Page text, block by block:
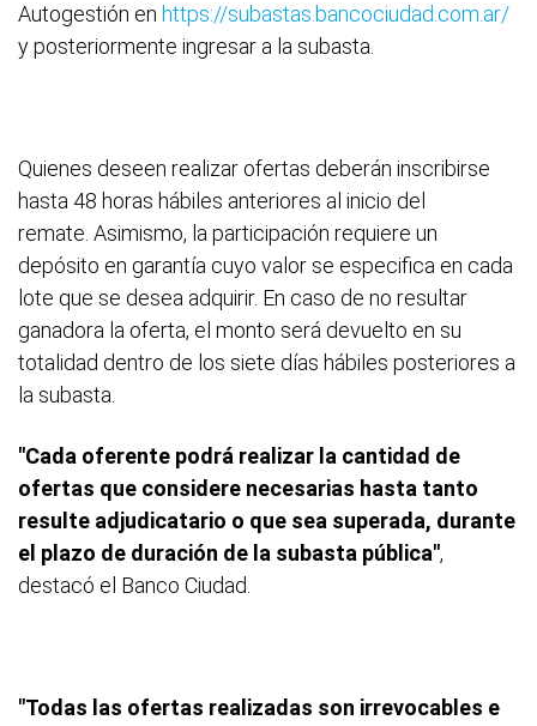
Autogestión en https://subastas.bancociudad.com.ar/
y posteriormente ingresar a la subasta.
Quienes deseen realizar ofertas deberán inscribirse
hasta 48 horas hábiles anteriores al inicio del
remate. Asimismo, la participación requiere un
depósito en garantía cuyo valor se especifica en cada
lote que se desea adquirir. En caso de no resultar
ganadora la oferta, el monto será devuelto en su
totalidad dentro de los siete días hábiles posteriores a
la subasta.
"Cada oferente podrá realizar la cantidad de
ofertas que considere necesarias hasta tanto
resulte adjudicatario o que sea superada, durante
el plazo de duración de la subasta pública",
destacó el Banco Ciudad.
"Todas las ofertas realizadas son irrevocables e